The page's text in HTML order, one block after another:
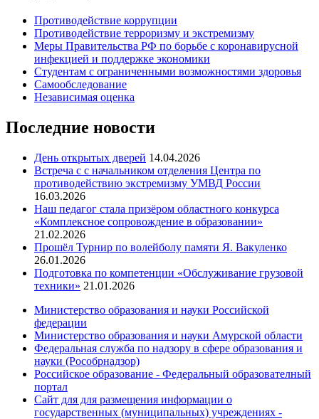
Противодействие коррупции
Противодействие терроризму и экстремизму
Меры Правительства РФ по борьбе с коронавирусной
инфекцией и поддержке экономики
Студентам с ограниченными возможностями здоровья
Самообследование
Независимая оценка
Последние новости
День открытых дверей 14.04.2026
Встреча с с начальником отделения Центра по
противодействию экстремизму УМВД России
16.03.2026
Наш педагог стала призёром областного конкурса
«Комплексное сопровождение в образовании»
21.02.2026
Прошёл Турнир по волейболу памяти Я. Вакуленко
26.01.2026
Подготовка по компетенции «Обслуживание грузовой
техники» 21.01.2026
Министерство образования и науки Российской
федерации
Министерство образования и науки Амурской области
Федеральная служба по надзору в сфере образования и
науки (Рособрнадзор)
Российское образование - Федеральный образователный
портал
Сайт для для размещения информации о
государственных (муниципальных) учреждениях -